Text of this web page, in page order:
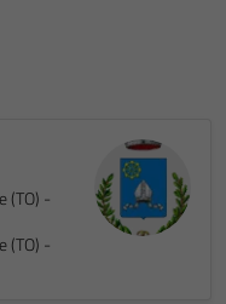
(TO) -
(TO) -